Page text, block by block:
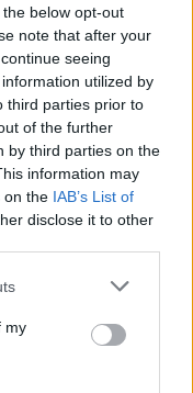
below opt-out
note that after your
seeing
utilized by
third parties prior to
of the further
by third parties on the
information may
on the IAB’s List of
disclose it to other
my
Jesteśmy
i na świecie.
temu
eKAI.pl za